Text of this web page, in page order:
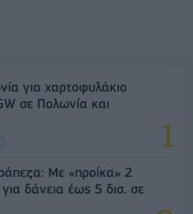
για χαρτοφυλάκιο
σε Πολωνία και
Με «προίκα» 2
δάνεια έως 5 δισ. σε